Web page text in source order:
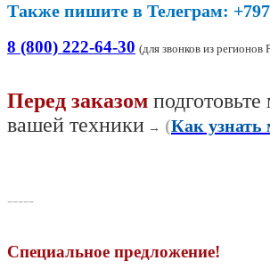
Также пишите в Телеграм:
8 (800) 222-64-30 (для звонков из регионов
Перед заказом
вашей техники → (Как узнать
-----
Специальное предложение!